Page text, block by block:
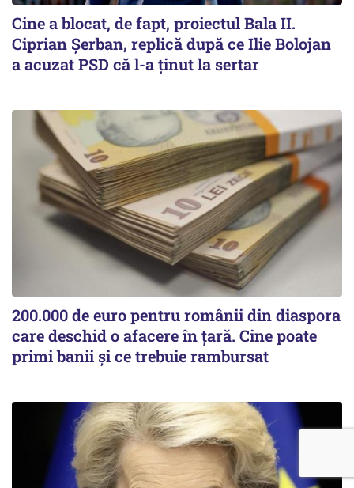
Cine a blocat, de fapt, proiectul Bala II.
Ciprian Șerban, replică după ce Ilie Bolojan
a acuzat PSD că l-a ținut la sertar
200.000 de euro pentru românii din diaspora
care deschid o afacere în țară. Cine poate
primi banii și ce trebuie rambursat